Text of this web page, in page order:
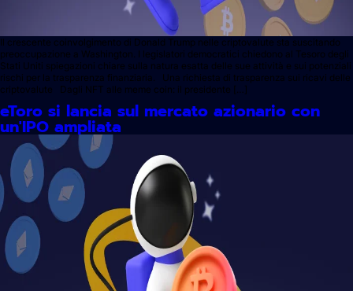
Il crescente coinvolgimento di Donald Trump nelle criptovalute sta suscitando
preoccupazione a Washington. I legislatori democratici chiedono al Tesoro degli
Stati Uniti spiegazioni chiare sulla natura esatta delle sue attività e sui potenziali
rischi per la trasparenza finanziaria. Una richiesta di trasparenza sui ricavi delle
criptovalute Dagli NFT alle meme coin: il presidente […]
eToro si lancia sul mercato azionario con
un'IPO ampliata